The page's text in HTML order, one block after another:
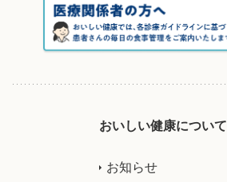
おいしい健康について
お知らせ